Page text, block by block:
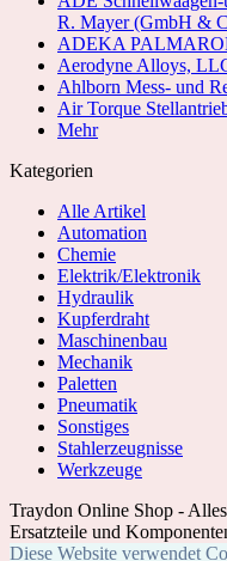
R. Mayer (GmbH &
ADEKA
Aerodyne Alloys,
Ahlborn Mess- und
Air Torque
Mehr
Kategorien
Alle Artikel
Automation
Chemie
Elektrik/Elektronik
Hydraulik
Kupferdraht
Maschinenbau
Mechanik
Paletten
Pneumatik
Sonstiges
Stahlerzeugnisse
Werkzeuge
Traydon Online Shop -
Ersatzteile und
Diese Website verwendet